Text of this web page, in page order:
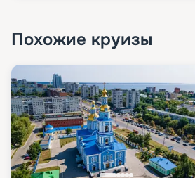
Похожие круизы